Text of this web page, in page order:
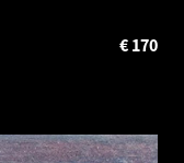
170
€